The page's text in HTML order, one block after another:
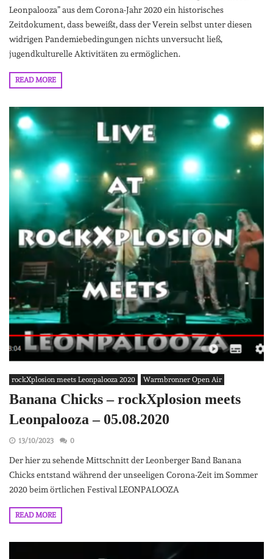
Leonpalooza” aus dem Corona-Jahr 2020 ein historisches
Zeitdokument, dass beweißt, dass der Verein selbst unter diesen
widrigen Pandemiebedingungen nichts unversucht ließ,
jugendkulturelle Aktivitäten zu ermöglichen.
READ MORE
rockXplosion meets Leonpalooza 2020 Warmbronner Open Air
Banana Chicks – rockXplosion meets
Leonpalooza – 05.08.2020
13/10/2023 0
Der hier zu sehende Mittschnitt der Leonberger Band Banana
Chicks entstand während der unseeligen Corona-Zeit im Sommer
2020 beim örtlichen Festival LEONPALOOZA
READ MORE